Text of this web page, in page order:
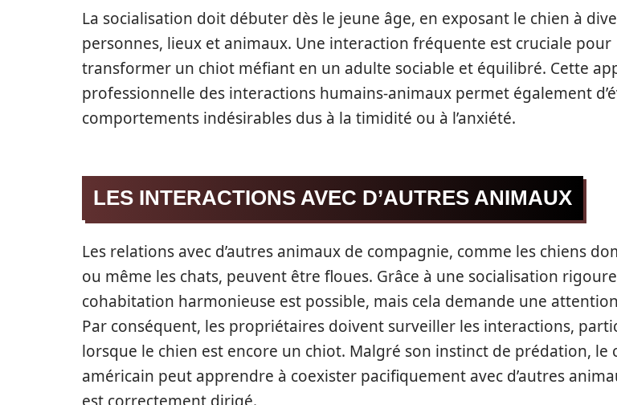
La socialisation doit débuter dès le jeune âge, en exposant le chien à
personnes, lieux et animaux. Une interaction fréquente est cruciale pour
transformer un chiot méfiant en un adulte sociable et équilibré. Cette
professionnelle des interactions humains-animaux permet également
comportements indésirables dus à la timidité ou à l’anxiété.
LES INTERACTIONS AVEC D’AUTRES ANIMAUX
Les relations avec d’autres animaux de compagnie, comme les chiens
ou même les chats, peuvent être floues. Grâce à une socialisation
cohabitation harmonieuse est possible, mais cela demande une
Par conséquent, les propriétaires doivent surveiller les interactions,
lorsque le chien est encore un chiot. Malgré son instinct de prédation, le
américain peut apprendre à coexister pacifiquement avec d’autres